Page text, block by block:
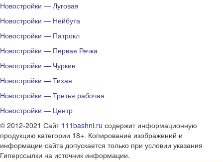
Новостройки — Луговая
Новостройки — Нейбута
Новостройки — Патрокл
Новостройки — Первая Речка
Новостройки — Чуркин
Новостройки — Тихая
Новостройки — Третья рабочая
Новостройки — Центр
© 2012-2021 Сайт 111bashni.ru содержит информационную
продукцию категории 18+. Копирование изображений и
информации сайта допускается только при условии указания
Гиперссылки на источник информации.